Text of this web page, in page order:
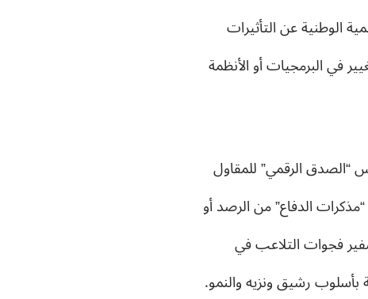
الوطنية عن التأثيرات
في البرمجيات أو الأنظمة
“الصدق الرقمي” للمقاول
الدفاع” من الرصد أو
فجوات التلاعب في
بأسلوب رشيق ونزيه والنمو.